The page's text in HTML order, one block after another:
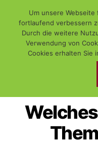
Um unsere
fortlaufend verbessern
Durch die weitere
Verwendung von
Cookies erhalten Sie